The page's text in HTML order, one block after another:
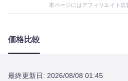
本ページにはアフィリエイト広
価格比較
最終更新日: 2026/08/08 01:45